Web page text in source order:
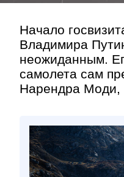
Начало
Владимира
неожиданным.
самолета сам
Нарендра Моди,
Контакт»